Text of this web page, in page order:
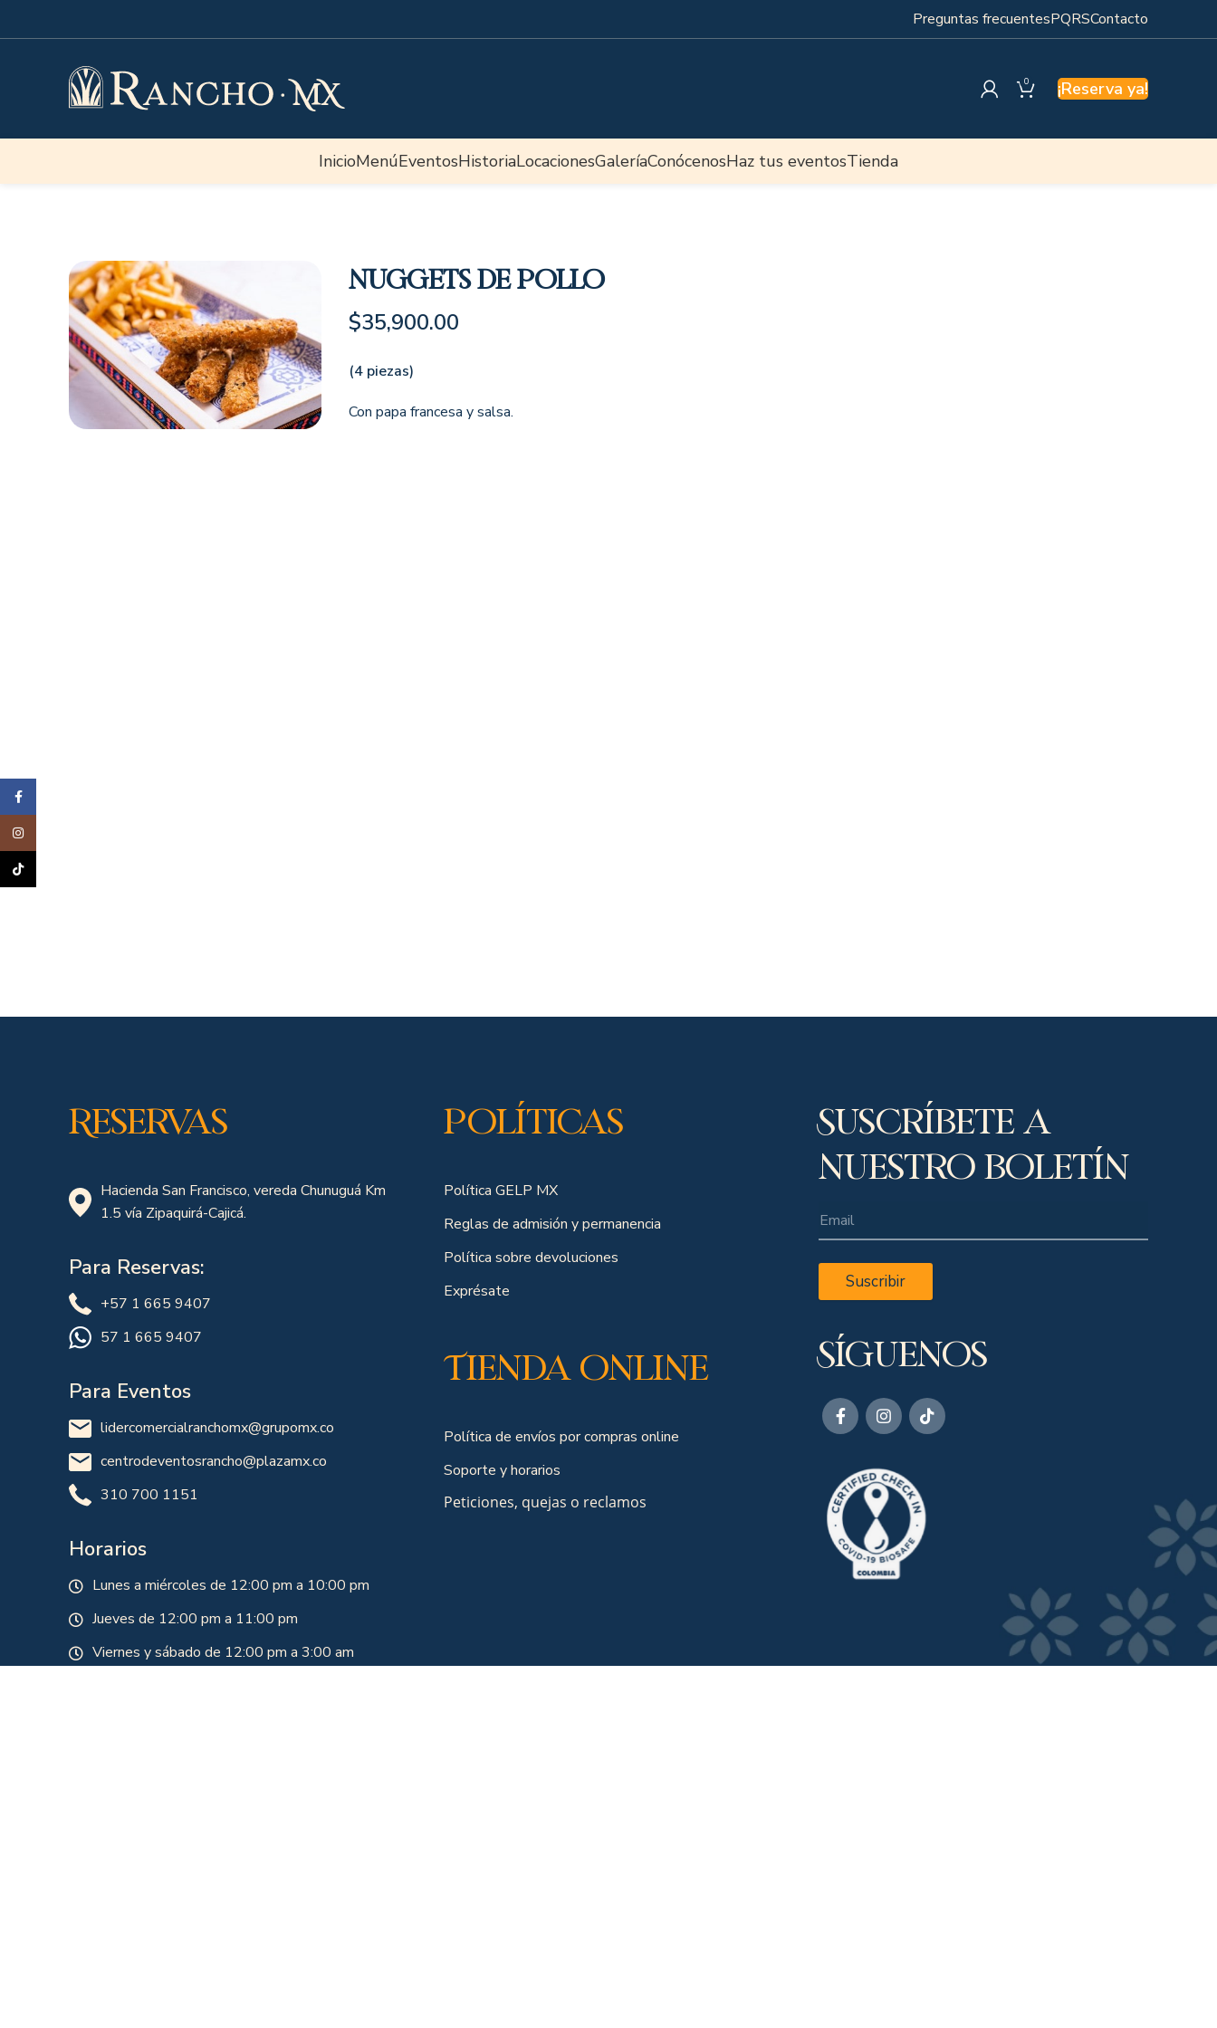
Preguntas frecuentesPQRSContacto
0 ¡Reserva ya!
InicioMenúEventosHistoriaLocacionesGaleríaConócenosHaz tus eventosTienda
Nuggets De Pollo
$35,900.00
(4 piezas)
Con papa francesa y salsa.
Reservas
Hacienda San Francisco, vereda Chunuguá Km
1.5 vía Zipaquirá-Cajicá.
Para Reservas:
+57 1 665 9407
57 1 665 9407
Para Eventos
lidercomercialranchomx@grupomx.co
centrodeventosrancho@plazamx.co
310 700 1151
Horarios
Lunes a miércoles de 12:00 pm a 10:00 pm
Jueves de 12:00 pm a 11:00 pm
Viernes y sábado de 12:00 pm a 3:00 am
Políticas
Política GELP MX
Reglas de admisión y permanencia
Política sobre devoluciones
Exprésate
Tienda online
Política de envíos por compras online
Soporte y horarios
Peticiones, quejas o reclamos
Suscríbete a
nuestro boletín
Suscribir
Síguenos